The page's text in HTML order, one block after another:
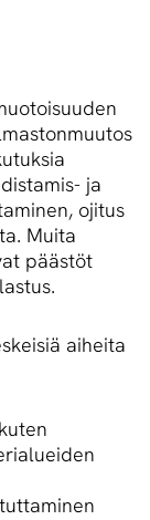
ja
ojitus
Muita
päästöt
aiheita